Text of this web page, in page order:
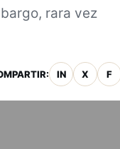
rara vez
IN X F